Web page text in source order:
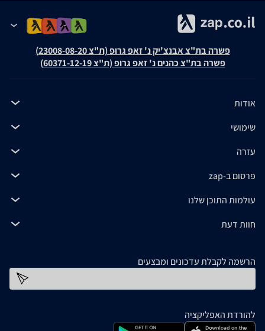
פשרה בת"צ אבנצ'יק נ' זאפ גרופ (ת"צ 23008-08-20)
פשרה בת"צ כהנים נ' זאפ גרופ (ת"צ 60371-12-19)
אודות
שימושי
עזרה
פרסום ב-zap
עולמות התוכן שלנו
חוות דעת
הרשמה לקבלת עדכונים ומבצעים
להורדת האפליקציה